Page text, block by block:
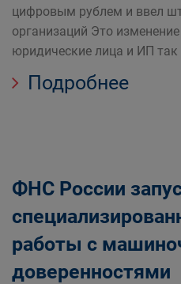
цифровым рублем и ввел
организаций Это
юридические лица и ИП
Подробнее
ФНС России
работы с
доверенностями